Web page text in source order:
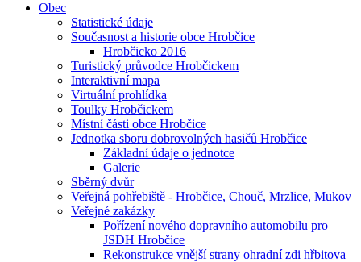
Obec
Statistické údaje
Současnost a historie obce Hrobčice
Hrobčicko 2016
Turistický průvodce Hrobčickem
Interaktivní mapa
Virtuální prohlídka
Toulky Hrobčickem
Místní části obce Hrobčice
Jednotka sboru dobrovolných hasičů Hrobčice
Základní údaje o jednotce
Galerie
Sběrný dvůr
Veřejná pohřebiště - Hrobčice, Chouč, Mrzlice, Mukov
Veřejné zakázky
Pořízení nového dopravního automobilu pro
JSDH Hrobčice
Rekonstrukce vnější strany ohradní zdi hřbitova